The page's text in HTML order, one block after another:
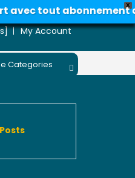
X
tout abonnement
My Account
Categories